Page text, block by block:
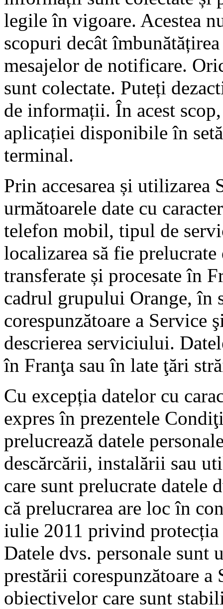
legile în vigoare. Acestea
scopuri decât
mesajelor de notificare.
sunt colectate. Puteți
de informații. În acest
aplicației disponibile în
terminal.
Prin accesarea și
următoarele date cu
telefon mobil, tipul de
localizarea să fie
transferate și procesate în
cadrul grupului Orange, în
corespunzătoare a Service
descrierea serviciului.
în Franţa sau în late ţări
Cu excepția datelor cu
expres în prezentele
prelucrează datele
descărcării, instalării sau
care sunt prelucrate datele
că prelucrarea are loc în
iulie 2011 privind protecția
Datele dvs. personale sunt
prestării corespunzătoare
obiectivelor care sunt